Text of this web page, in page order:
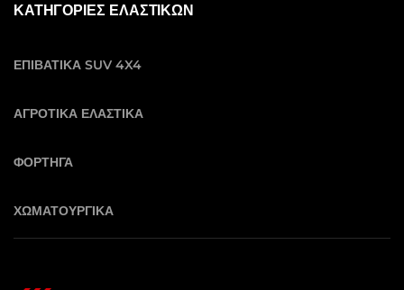
ΚΑΤΗΓΟΡΙΕΣ ΕΛΑΣΤΙΚΩΝ
ΕΠΙΒΑΤΙΚΑ SUV 4X4
ΑΓΡΟΤΙΚΑ ΕΛΑΣΤΙΚΑ
ΦΟΡΤΗΓΑ
ΧΩΜΑΤΟΥΡΓΙΚΑ